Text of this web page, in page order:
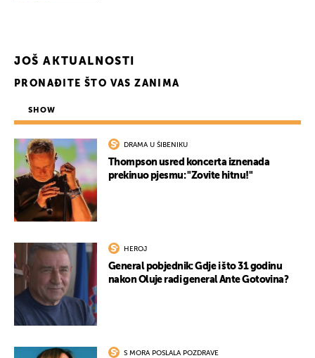
JOŠ AKTUALNOSTI
PRONAĐITE ŠTO VAS ZANIMA
SHOW
DRAMA U ŠIBENIKU
Thompson usred koncerta iznenada
prekinuo pjesmu: "Zovite hitnu!"
HEROJ
General pobjednik: Gdje i što 31 godinu
nakon Oluje radi general Ante Gotovina?
S MORA POSLALA POZDRAVE